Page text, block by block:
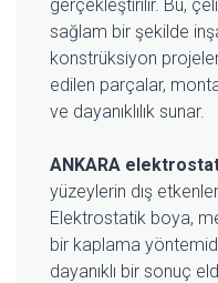
gerçekleştirilir. Bu,
sağlam bir şekilde
konstrüksiyon
edilen parçalar,
ve dayanıklılık sunar.
ANKARA
yüzeylerin dış
Elektrostatik boya,
bir kaplama
dayanıklı bir sonuç